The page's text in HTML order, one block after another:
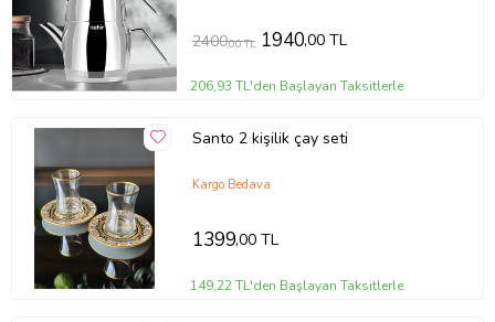
2400,00 TL 1940,00 TL
206,93 TL'den Başlayan Taksitlerle
Santo 2 kişilik çay seti
Kargo Bedava
1399,00 TL
149,22 TL'den Başlayan Taksitlerle